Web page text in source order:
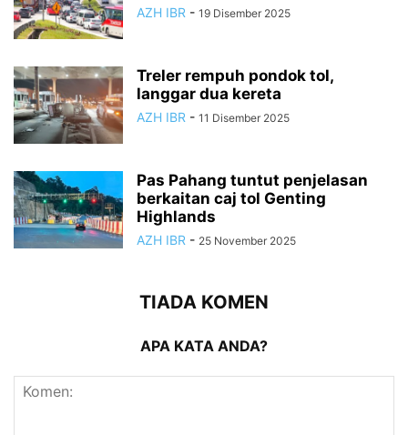
AZH IBR - 19 Disember 2025
Treler rempuh pondok tol,
langgar dua kereta
AZH IBR - 11 Disember 2025
Pas Pahang tuntut penjelasan
berkaitan caj tol Genting
Highlands
AZH IBR - 25 November 2025
TIADA KOMEN
APA KATA ANDA?